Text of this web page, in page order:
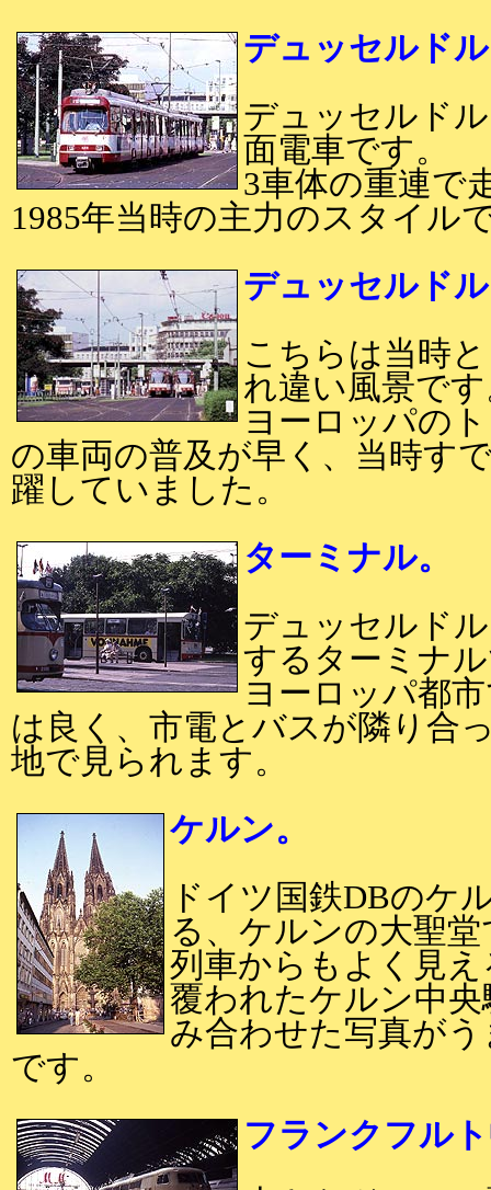
デュッセルド
デュッセルド
面電車です。
3車体の重連で
1985年当時の主力のスタイル
デュッセルド
こちらは当時
れ違い風景で
ヨーロッパの
の車両の普及が早く、当時す
躍していました。
ターミナル。
デュッセルド
するターミナ
ヨーロッパ都
は良く、市電とバスが隣り合
地で見られます。
ケルン。
ドイツ国鉄DBのケ
る、ケルンの大聖
列車からもよく見
覆われたケルン中
み合わせた写真が
です。
フランクフル